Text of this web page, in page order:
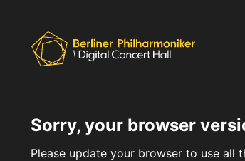
Sorry, your browser
Please update your browser to use all